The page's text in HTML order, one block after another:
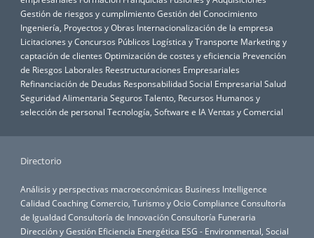
Gestión de riesgos y cumplimientoGestión del Conocimiento
Ingeniería, Proyectos y Obras Internacionalización de la empresa
Licitaciones y Concursos Públicos Logística y Transporte Marketing y
captación de clientes Optimización de costes y eficiencia Prevención
de Riesgos Laborales Reestructuraciones Empresariales
Refinanciación de Deudas Responsabilidad Social Empresarial Salud
Seguridad Alimentaria Seguros Talento, Recursos Humanos y
selección de personal Tecnología, Software e IA Ventas y Comercial
Directorio
Análisis y perspectivas macroeconómicas Business Intelligence
CalidadCoachingComercio, Turismo y OcioCompliance Consultoría
de IgualdadConsultoría de InnovaciónConsultoría Funeraria
Dirección y Gestión Eficiencia Energética ESG - Environmental, Social